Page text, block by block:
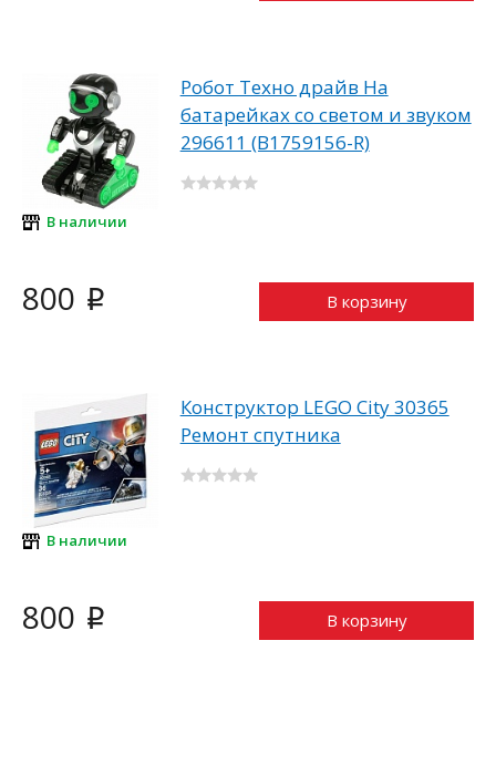
В наличии
Робот Техно драйв На
батарейках со светом и звуком
296611 (B1759156-R)
800 i В корзину
В наличии
Конструктор LEGO City 30365
Ремонт спутника
800 i В корзину